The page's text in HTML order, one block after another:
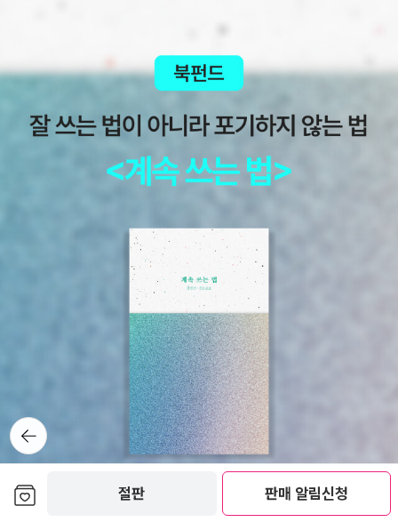
절판 판매 알림신청
에 걸맞는 그런 책. 《인생이 허기질때 바다도 가라》 책을 펼치는 순
간, 식욕을 당겨주는 멋진 책! 그 책을 읽는 순간 당장 바다로 뛰어들
고 싶은 생각이 드는 그런 책. 역시 거문도 바다 사나이는 멋집니다^^
《키스하기 전에 하는 말들》에 이어 접하게 된 보통의 세 번째 이야기.
은 베르테르의 슬픔' 아닌가요?' '(흐뭇하게 웃으며)네~ 맞습니다. 슬
픔이죠. 이건 다른 책이에요.' 이 선생님과 같은 질문을 내게 던진 사
람이 몇 있다. _ drumset알랭 드 보통을 아는 순간, 누구나 전작주의
에 빠져들지 않고서는 못배길 것이라 저는 장담합니다. 그의 독특한
소설 《왜 나는 너를 사랑하는가》를 필두로 이토록 책 넘김이 아쉬운
작가는 처음 만났던 것 같습니다. 위의 책은 소설이 아닙니다. 철학책
이라고 할 수 있죠. 한데 내가 그동안 왜 철학을 멀리 했던가, 후회가
들 정도로 《젊은 베르테르의 기쁨》은 매력적입니다. 알랭 드 보통은
소설 뿐만 아니라 인문, 심리, 여행 등등 다양한 분야에서 그의 독특한
문체와 스토리를 선보이는데 읽는 족족 그에게 빠져들게 합니다. 이
렇게 멋진 작가라닛! 이런 남자라면 평생을 같이 해도 지루하지 않을
뒤로가
기